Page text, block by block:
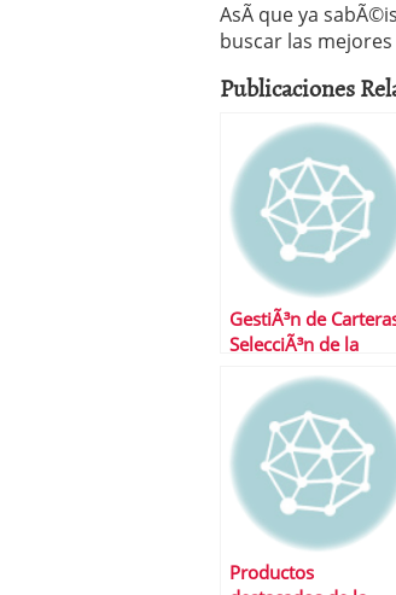
AsÃ­ que ya
buscar las
Publicaciones
GestiÃ³n de
SelecciÃ³n de la
Productos